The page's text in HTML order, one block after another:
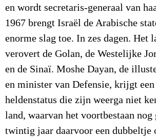
en wordt secretaris-generaal van
1967 brengt Israël de Arabische
enorme slag toe. In zes dagen. Het
verovert de Golan, de Westelijke
en de Sinaï. Moshe Dayan, de
en minister van Defensie, krijgt een
heldenstatus die zijn weerga niet
land, waarvan het voortbestaan nog
twintig jaar daarvoor een dubbeltje